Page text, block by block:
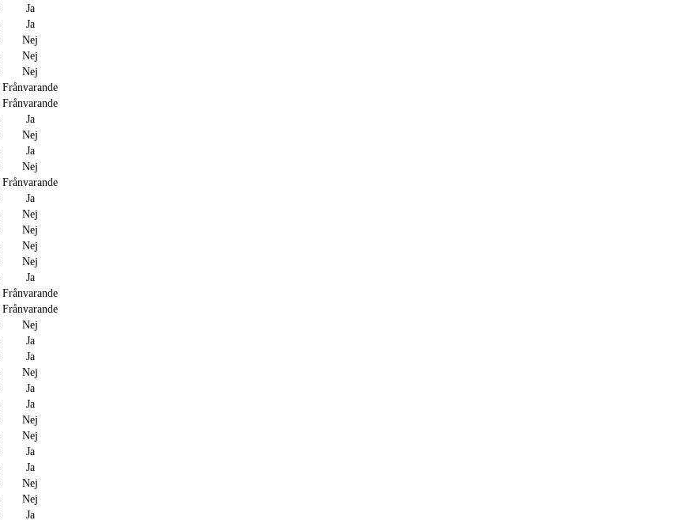
Ja
Ja
Nej
Nej
Nej
Frånvarande
Frånvarande
Ja
Nej
Ja
Nej
Frånvarande
Ja
Nej
Nej
Nej
Nej
Ja
Frånvarande
Frånvarande
Nej
Ja
Ja
Nej
Ja
Ja
Nej
Nej
Ja
Ja
Nej
Nej
Ja